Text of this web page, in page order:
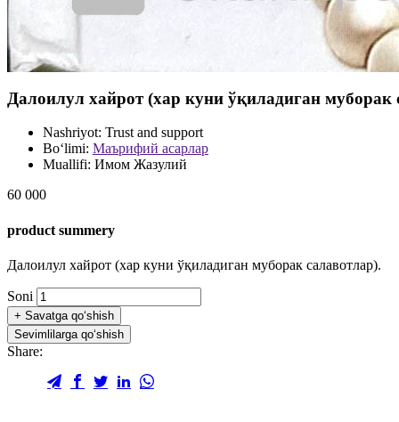
Далоилул хайрот (хар куни ўқиладиган муборак
Nashriyot: Trust and support
Bo‘limi: Маърифий асарлар
Muallifi: Имом Жазулий
60 000
product summery
Далоилул хайрот (хар куни ўқиладиган муборак салавотлар).
Soni
+ Savatga qo‘shish
Sevimlilarga qo‘shish
Share: